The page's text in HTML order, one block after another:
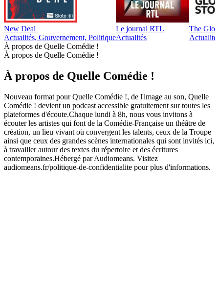
New Deal
Actualités, Gouvernement, Politique
Le journal RTL
Actualités
The
À propos de Quelle Comédie !
À propos de Quelle Comédie !
À propos de Quelle Comédie !
Nouveau format pour Quelle Comédie !, de l'image au son, Quelle
Comédie ! devient un podcast accessible gratuitement sur toutes les
plateformes d'écoute.Chaque lundi à 8h, nous vous invitons à
écouter les artistes qui font de la Comédie-Française un théâtre de
création, un lieu vivant où convergent les talents, ceux de la Troupe
ainsi que ceux des grandes scènes internationales qui sont invités ici,
à travailler autour des textes du répertoire et des écritures
contemporaines.Hébergé par Audiomeans. Visitez
audiomeans.fr/politique-de-confidentialite pour plus d'informations.